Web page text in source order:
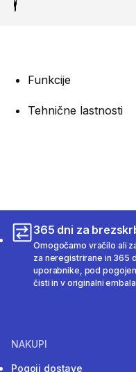
Funkcije
Tehnične lastnosti
365 dni za
Omogočamo vračilo ali
za neregistrirane in 365
uporabnike, pod
čisti in v originalni
NAKUPI
Pogoji dostave